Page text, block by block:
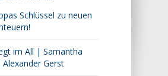
Schlüssel zu neuen
im All | Samantha
Gerst